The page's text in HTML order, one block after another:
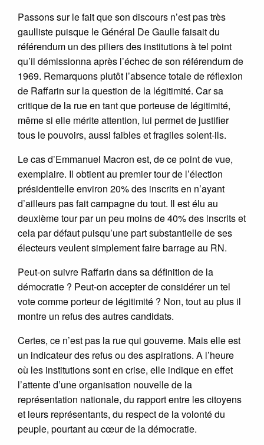
Passons sur le fait que son discours n’est pas très
gaulliste puisque le Général De Gaulle faisait du
référendum un des piliers des institutions à tel point
qu’il démissionna après l’échec de son référendum de
1969. Remarquons plutôt l’absence totale de réflexion
de Raffarin sur la question de la légitimité. Car sa
critique de la rue en tant que porteuse de légitimité,
même si elle mérite attention, lui permet de justifier
tous le pouvoirs, aussi faibles et fragiles soient-ils.
Le cas d’Emmanuel Macron est, de ce point de vue,
exemplaire. Il obtient au premier tour de l’élection
présidentielle environ 20% des inscrits en n’ayant
d’ailleurs pas fait campagne du tout. Il est élu au
deuxième tour par un peu moins de 40% des inscrits et
cela par défaut puisqu’une part substantielle de ses
électeurs veulent simplement faire barrage au RN.
Peut-on suivre Raffarin dans sa définition de la
démocratie ? Peut-on accepter de considérer un tel
vote comme porteur de légitimité ? Non, tout au plus il
montre un refus des autres candidats.
Certes, ce n’est pas la rue qui gouverne. Mais elle est
un indicateur des refus ou des aspirations. A l’heure
où les institutions sont en crise, elle indique en effet
l’attente d’une organisation nouvelle de la
représentation nationale, du rapport entre les citoyens
et leurs représentants, du respect de la volonté du
peuple, pourtant au cœur de la démocratie.